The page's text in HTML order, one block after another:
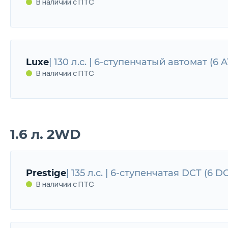
Comfort130 л.с. | 6-ступенчатый автомат (6
В наличии с ПТС
Luxe | 130 л.с. | 6-ступенчатый автомат (6
В наличии с ПТС
Luxe130 л.с. | 6-ступенчатый автомат (6 AT)
1.6 л. 2WD
Prestige | 135 л.с. | 6-ступенчатая DCT (6
В наличии с ПТС